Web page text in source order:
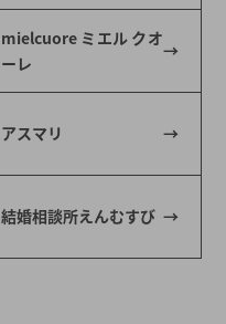
mielcuore ミエル クオ
ーレ
アスマリ
結婚相談所えんむすび